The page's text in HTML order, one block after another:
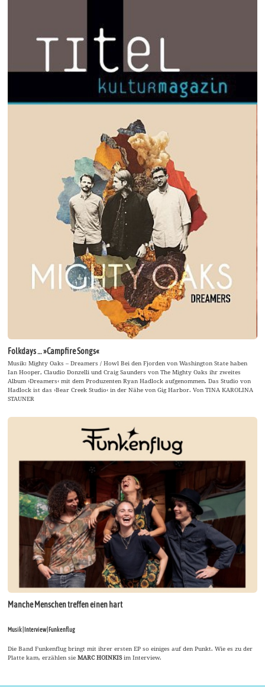
Folkdays … »Campfire Songs«
Musik: Mighty Oaks – Dreamers / Howl Bei den Fjorden von Washington State haben
Ian Hooper, Claudio Donzelli und Craig Saunders von The Mighty Oaks ihr zweites
Album ›Dreamers‹ mit dem Produzenten Ryan Hadlock aufgenommen. Das Studio von
Hadlock ist das ›Bear Creek Studio‹ in der Nähe von Gig Harbor. Von TINA KAROLINA
STAUNER
Manche Menschen treffen einen hart
Musik | Interview | Funkenflug
Die Band Funkenflug bringt mit ihrer ersten EP so einiges auf den Punkt. Wie es zu der
Platte kam, erzählen sieMARC HOINKISim Interview.